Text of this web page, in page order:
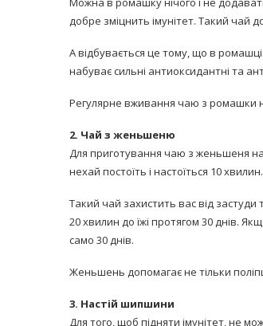
добре зміцнить імунітет. Такий чай
А відбувається це тому, що в ромашці
набуває сильні антиоксидантні та
Регулярне вживання чаю з ромашки
2. Чай з женьшеню
Для приготування чаю з женьшеня
нехай постоїть і настоїться 10
Такий чай захистить вас від застуди
20 хвилин до їжі протягом 30 днів.
само 30 днів.
Женьшень допомагає не тільки
3. Настій шипшини
Для того, щоб підняти імунітет, не